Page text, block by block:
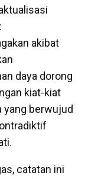
akibat
daya dorong
kiat-kiat
yang berwujud
catatan ini